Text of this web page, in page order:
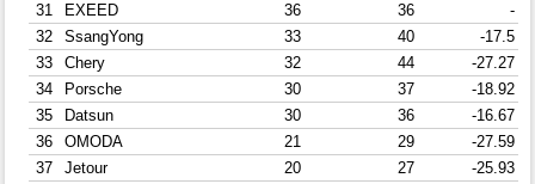
31
EXEED 36 36
-
32
SsangYong 33 40
-17.5
33
Chery 32 44
-27.27
34
Porsche 30 37
-18.92
35
Datsun 30 36
-16.67
36
OMODA 21 29
-27.59
37
Jetour 20 27
-25.93